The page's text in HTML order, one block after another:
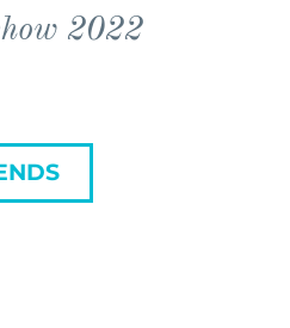
2022